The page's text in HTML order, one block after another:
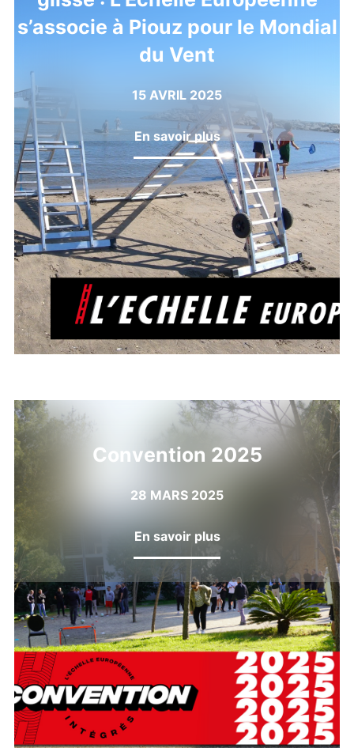
s’associe à Piouz pour le Mondial
du Vent
15 AVRIL 2025
En savoir plus
Convention 2025
28 MARS 2025
En savoir plus